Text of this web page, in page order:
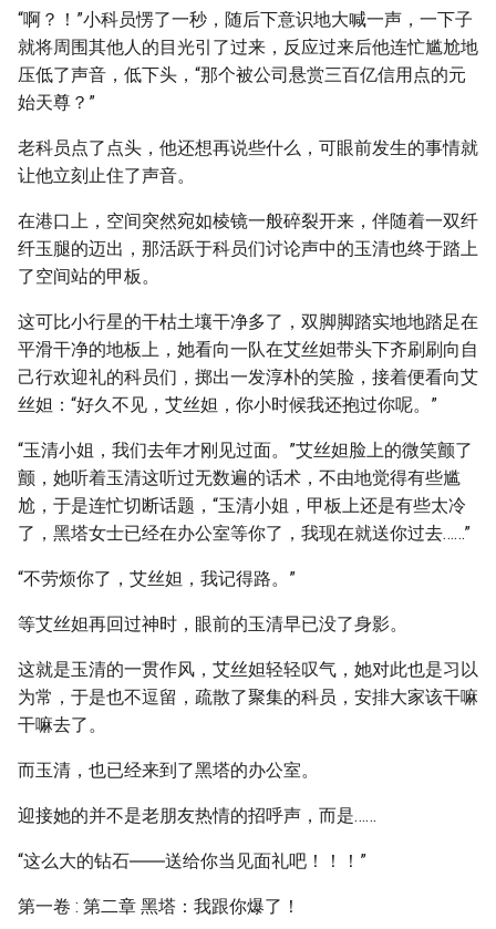
“啊？！”小科员愣了一秒，随后下意识地大喊一声，一下子
就将周围其他人的目光引了过来，反应过来后他连忙尴尬地
压低了声音，低下头，“那个被公司悬赏三百亿信用点的元
始天尊？”
老科员点了点头，他还想再说些什么，可眼前发生的事情就
让他立刻止住了声音。
在港口上，空间突然宛如棱镜一般碎裂开来，伴随着一双纤
纤玉腿的迈出，那活跃于科员们讨论声中的玉清也终于踏上
了空间站的甲板。
这可比小行星的干枯土壤干净多了，双脚脚踏实地地踏足在
平滑干净的地板上，她看向一队在艾丝妲带头下齐刷刷向自
己行欢迎礼的科员们，掷出一发淳朴的笑脸，接着便看向艾
丝妲：“好久不见，艾丝妲，你小时候我还抱过你呢。”
“玉清小姐，我们去年才刚见过面。”艾丝妲脸上的微笑颤了
颤，她听着玉清这听过无数遍的话术，不由地觉得有些尴
尬，于是连忙切断话题，“玉清小姐，甲板上还是有些太冷
了，黑塔女士已经在办公室等你了，我现在就送你过去……”
“不劳烦你了，艾丝妲，我记得路。”
等艾丝妲再回过神时，眼前的玉清早已没了身影。
这就是玉清的一贯作风，艾丝妲轻轻叹气，她对此也是习以
为常，于是也不逗留，疏散了聚集的科员，安排大家该干嘛
干嘛去了。
而玉清，也已经来到了黑塔的办公室。
迎接她的并不是老朋友热情的招呼声，而是……
“这么大的钻石――送给你当见面礼吧！！！”
第一卷 : 第二章 黑塔：我跟你爆了！